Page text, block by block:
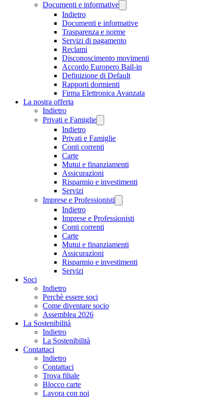
Documenti e informative
Indietro
Documenti e informative
Trasparenza e norme
Servizi di pagamento
Reclami
Disconoscimento movimenti
Accordo Europero Bail-in
Definizione di Default
Rapporti dormienti
Firma Elettronica Avanzata
La nostra offerta
Indietro
Privati e Famiglie
Indietro
Privati e Famiglie
Conti correnti
Carte
Mutui e finanziamenti
Assicurazioni
Risparmio e investimenti
Servizi
Imprese e Professionisti
Indietro
Imprese e Professionisti
Conti correnti
Carte
Mutui e finanziamenti
Assicurazioni
Risparmio e investimenti
Servizi
Soci
Indietro
Perchè essere soci
Come diventare socio
Assemblea 2026
La Sostenibilità
Indietro
La Sostenibilità
Contattaci
Indietro
Contattaci
Trova filiale
Blocco carte
Lavora con noi